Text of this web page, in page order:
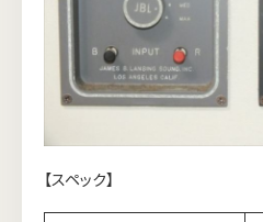
【スペック】